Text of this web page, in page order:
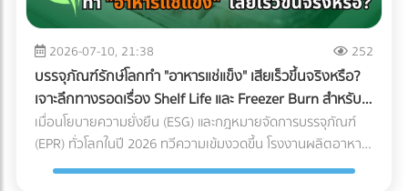
หรือนำของหนักขึ้นไปติดตั้ง เพื่อป้องกันอันตรายจากโครงสร้าง
ทรุดตัว 2. กฎหมายอาคารและทางหนีไฟ (Safety Regulations)
การเปลี่ยนพื้นที่ดาดฟ้าให้เป็นพื้นที่สาธารณะที่มีคนใช้งานจำนวน
มาก ต้องคำนึงถึงกฎหมายควบคุมอาคารอย่างเคร่งครัด สิ่งที่
ต้องทำ: ตรวจสอบความสูงของราวกันตก (Parapet) ว่ามีความ
สูงเพียงพอและแข็งแรงหรือไม่ นอกจากนี้ต้องมีป้ายบอกทางหนี
ไฟที่ชัดเจน ระบบแสงสว่างฉุกเฉิน และบันไดที่กว้างพอสำหรับการ
อพยพผู้คนหากเกิดเหตุฉุกเฉิน 3. สภาพการระบายน้ำ
(Drainage System) ดาดฟ้าคือด่านแรกที่ต้องปะทะกับพายุฝน
2026-07-10, 21:38 252
บรรจุภัณฑ์รักษ์โลกทำ "อาหารแช่แข็ง" เสียเร็วขึ้นจริงหรือ?
เจาะลึกทางรอดเรื่อง Shelf Life และ Freezer Burn สำหรับ
โรงงานอุตสาหกรรม
เมื่อนโยบายความยั่งยืน (ESG) และกฎหมายจัดการบรรจุภัณฑ์
(EPR) ทั่วโลกในปี 2026 ทวีความเข้มงวดขึ้น โรงงานผลิตอาหาร
หลายแห่งต่างถูกกดดันให้เปลี่ยนมาใช้ "บรรจุภัณฑ์รักษ์โลก" แต่